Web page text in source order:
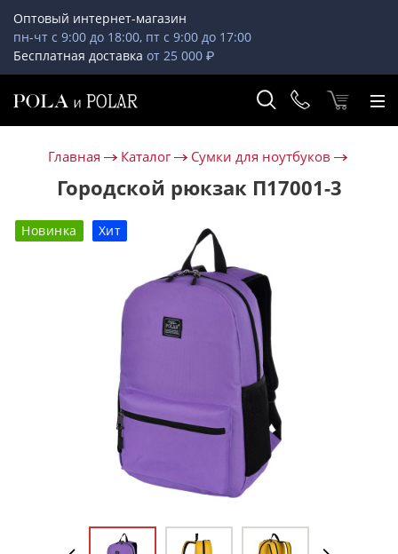
Оптовый интернет-магазин
пн-чт с 9:00 до 18:00, пт с 9:00 до 17:00
Бесплатная доставка от 25 000 ₽
Главная Каталог Сумки для ноутбуков
Городской рюкзак П17001-3
Новинка Хит